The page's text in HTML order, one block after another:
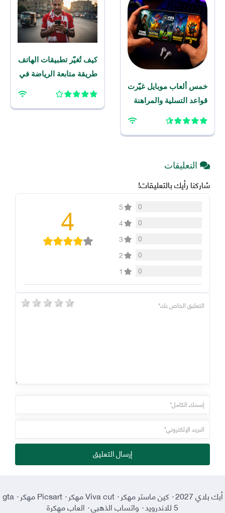
خمس ألعاب موبايل غيّرت
قواعد التسلية والمراهنة
كيف تُغيّر تطبيقات الهاتف
طريقة متابعة الرياضة في
التعليقات
شاركنا رأيك بالتعليقات!
0
5
0
4
0
3
0
2
0
1
4
5 stars 4 stars 3 stars 2 stars 1 star
إرسال التعليق
أبك بلاي 2027 · كين ماستر مهكر·Viva cut مهكر ·Picsart مهكر ·
gta
5 للاندرويد ·واتساب الذهبي· العاب مهكرة